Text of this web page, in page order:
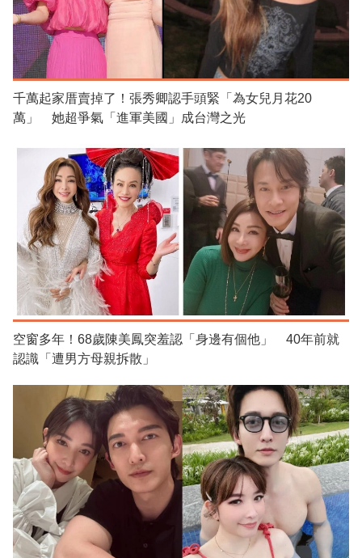
千萬起家厝賣掉了！張秀卿認手頭緊「為女兒月花20
萬」 她超爭氣「進軍美國」成台灣之光
空窗多年！68歲陳美鳳突羞認「身邊有個他」 40年前就
認識「遭男方母親拆散」